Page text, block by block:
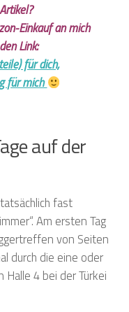
Einkauf an mich
Link:
für dich,
für mich
auf der
fast
Am ersten Tag
von Seiten
durch die eine oder
Halle 4 bei der Türkei